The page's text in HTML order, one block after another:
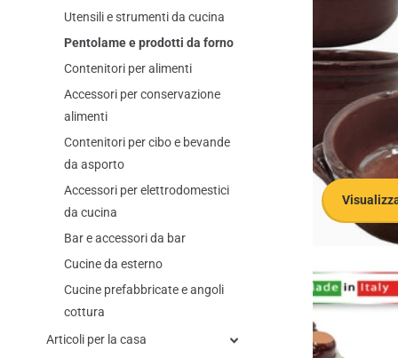
Casalinghi
Terracotta
H 6 Cm –
Spedizione
Spedizione
Utensili e strumenti da cucina
Pentolame e prodotti da forno
Contenitori per alimenti
Accessori per conservazione
alimenti
Contenitori per cibo e bevande
da asporto
Accessori per elettrodomestici
da cucina
Bar e accessori da bar
Cucine da esterno
Cucine prefabbricate e angoli
cottura
Articoli per la casa